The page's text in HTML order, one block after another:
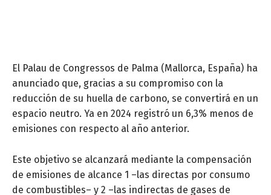
El Palau de Congressos de Palma (Mallorca, España) ha
anunciado que, gracias a su compromiso con la
reducción de su huella de carbono, se convertirá en un
espacio neutro. Ya en 2024 registró un 6,3% menos de
emisiones con respecto al año anterior.
Este objetivo se alcanzará mediante la compensación
de emisiones de alcance 1 –las directas por consumo
de combustibles– y 2 –las indirectas de gases de